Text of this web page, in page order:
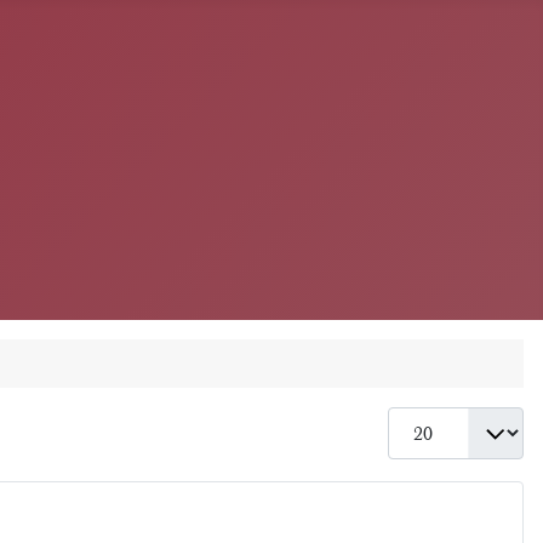
Anzeige #